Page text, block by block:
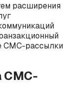
расширения
СМС-рассылки
СМС-